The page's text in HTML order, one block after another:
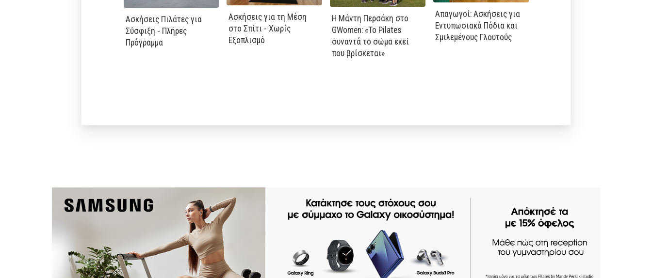
Ασκήσεις Πιλάτες για
Σύσφιξη - Πλήρες
Πρόγραμμα
Ασκήσεις για τη Μέση
στο Σπίτι - Χωρίς
Εξοπλισμό
Η Μάντη Περσάκη στο
GWomen: «Το Pilates
συναντά το σώμα εκεί
που βρίσκεται»
Απαγωγοί: Ασκήσεις για
Εντυπωσιακά Πόδια και
Σμιλεμένους Γλουτούς